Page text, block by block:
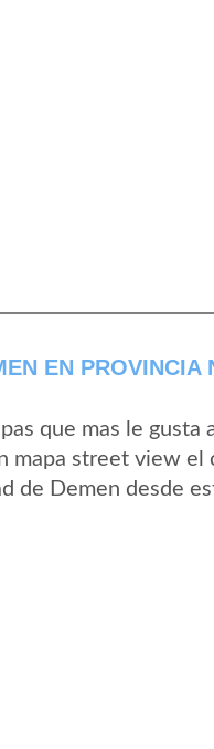
EN PROVINCIA
que mas le gusta
mapa street view el
de Demen desde